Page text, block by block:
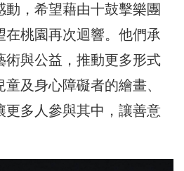
，希望藉由十鼓擊樂團
在桃園再次迴響。他們承
術與公益，推動更多形式
及身心障礙者的繪畫、
更多人參與其中，讓善意